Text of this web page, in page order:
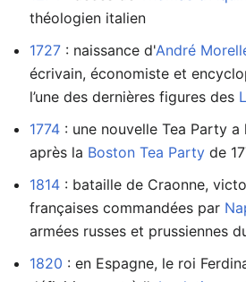
théologien italien
1727 : naissance d'André
écrivain, économiste et
l’une des dernières figures des
1774 : une nouvelle Tea Party a
après la Boston Tea Party de
1814 : bataille de Craonne,
françaises commandées par
armées russes et prussiennes
1820 : en Espagne, le roi